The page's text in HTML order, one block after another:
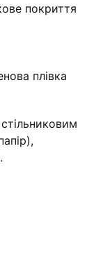
покриття
плівка